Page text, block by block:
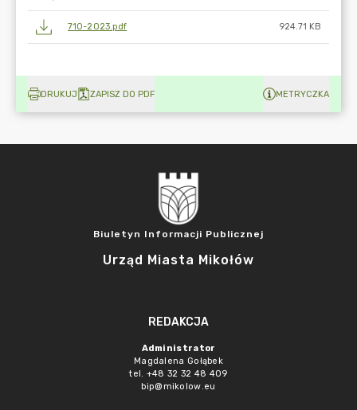
710-2023.pdf 924.71 KB
DRUKUJ ZAPISZ DO PDF METRYCZKA
Biuletyn Informacji Publicznej
Urząd Miasta Mikołów
REDAKCJA
Administrator
Magdalena Gołąbek
tel. +48 32 32 48 409
bip@mikolow.eu